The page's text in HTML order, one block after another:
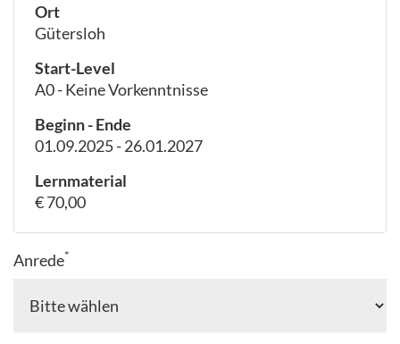
Ort
Gütersloh
Start-Level
A0 - Keine Vorkenntnisse
Beginn - Ende
01.09.2025 - 26.01.2027
Lernmaterial
€ 70,00
Anrede*